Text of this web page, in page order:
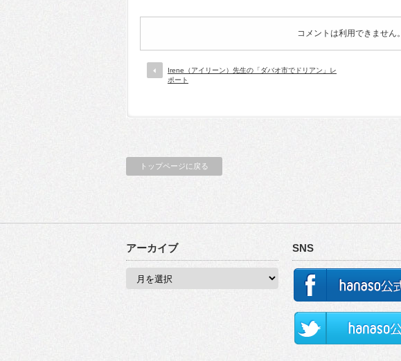
コメントは利用できません。
Irene（アイリーン）先生の「ダバオ市でドリアン」レ
ポート
トップページに戻る
アーカイブ SNS